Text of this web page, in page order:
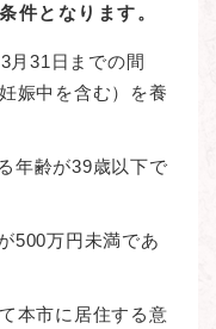
件となります。
月31日までの間
娠中を含む）を養
年齢が39歳以下で
500万円未満であ
本市に居住する意